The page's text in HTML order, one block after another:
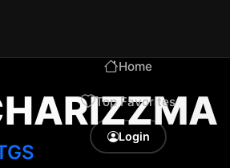
Home
Top Favorites
Login